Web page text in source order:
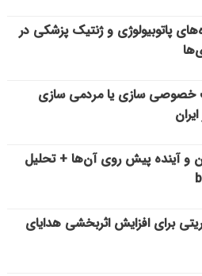
پاتوبیولوژی و ژنتیک پزشکی در
سازی یا مردمی سازی
آینده پیش روی آن‌ها + تحلیل
برای افزایش اثربخشی هدایای